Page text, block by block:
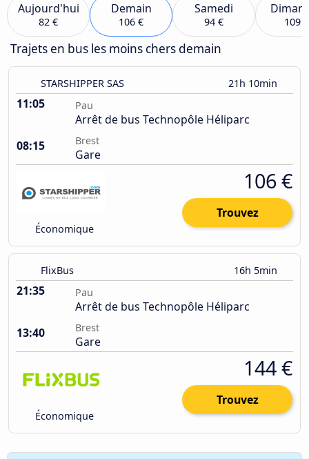
Aujourd'hui
82 €
Demain
106 €
Samedi
94 € 109 €
Trajets en bus les moins chers demain
STARSHIPPER SAS 21h 10min
11:05 Pau
Arrêt de bus Technopôle Héliparc
08:15
Brest
Gare
Économique
106 €
Trouvez
FlixBus 16h 5min
21:35 Pau
Arrêt de bus Technopôle Héliparc
13:40
Brest
Gare
Économique
144 €
Trouvez